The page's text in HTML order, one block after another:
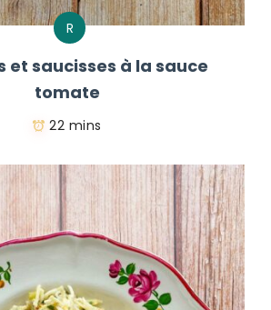
R
et saucisses à la sauce
tomate
22 mins